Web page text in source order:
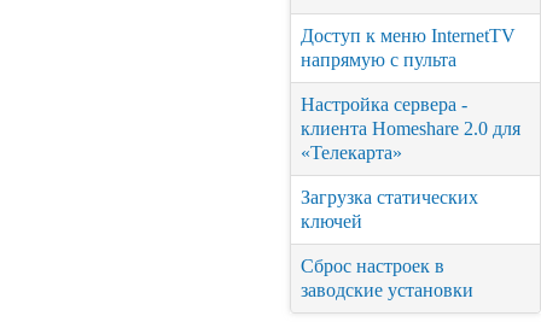
Доступ к меню InternetTV
напрямую с пульта
Настройка сервера -
клиента Homeshare 2.0 для
«Телекарта»
Загрузка статических
ключей
Сброс настроек в
заводские установки